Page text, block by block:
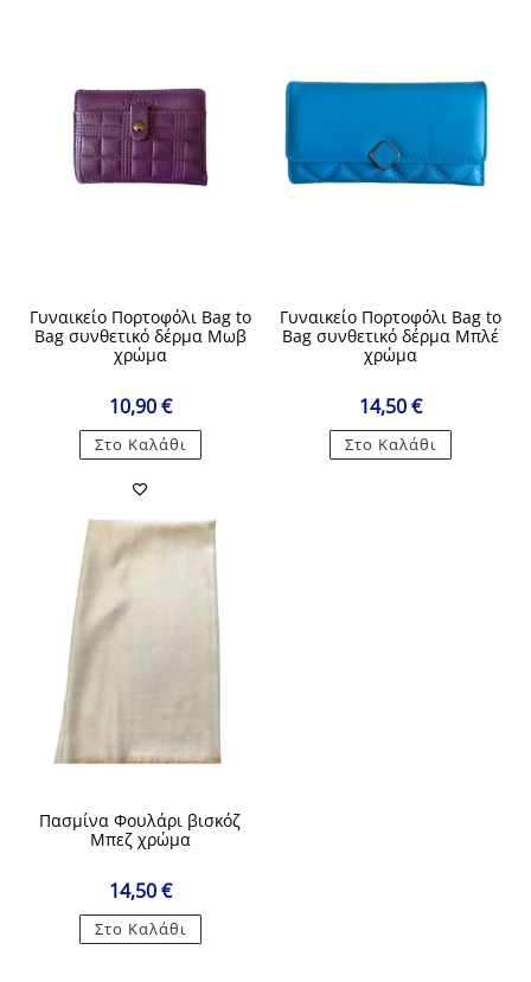
Γυναικείο Πορτοφόλι Bag to
Bag συνθετικό δέρμα Μωβ
χρώμα
10,90€
Στο Καλάθι
Γυναικείο Πορτοφόλι Bag to
Bag συνθετικό δέρμα Μπλέ
χρώμα
14,50€
Στο Καλάθι
Πασμίνα Φουλάρι βισκόζ
Μπεζ χρώμα
14,50€
Στο Καλάθι